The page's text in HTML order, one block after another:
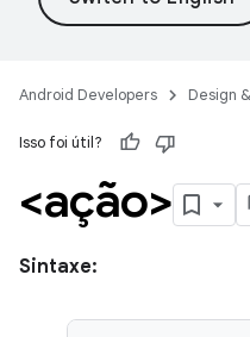
Android Developers Design
Isso foi útil?
<ação>
Sintaxe: